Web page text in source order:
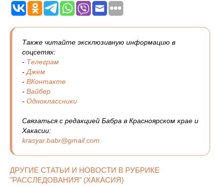
Также читайте эксклюзивную информацию в
соцсетях:
- Телеграм
-Джем
- ВКонтакте
- Вайбер
- Одноклассники
Связаться с редакцией Бабра в Красноярском крае и
Хакасии:
krasyar.babr@gmail.com
ДРУГИЕ СТАТЬИ И НОВОСТИ В РУБРИКЕ
"РАССЛЕДОВАНИЯ" (ХАКАСИЯ)